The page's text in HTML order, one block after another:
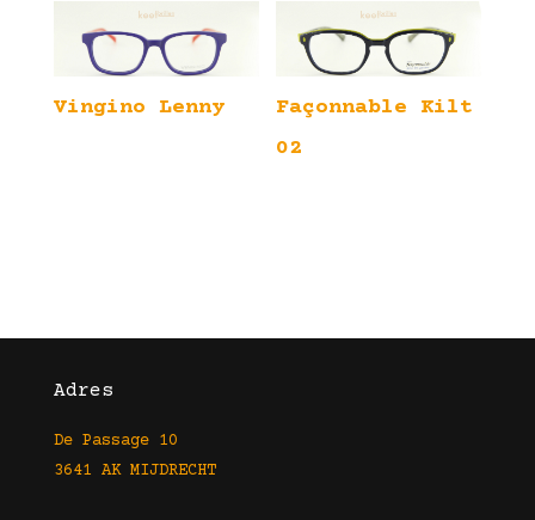
Vingino Lenny
Façonnable Kilt
02
Adres
De Passage 10
3641 AK MIJDRECHT